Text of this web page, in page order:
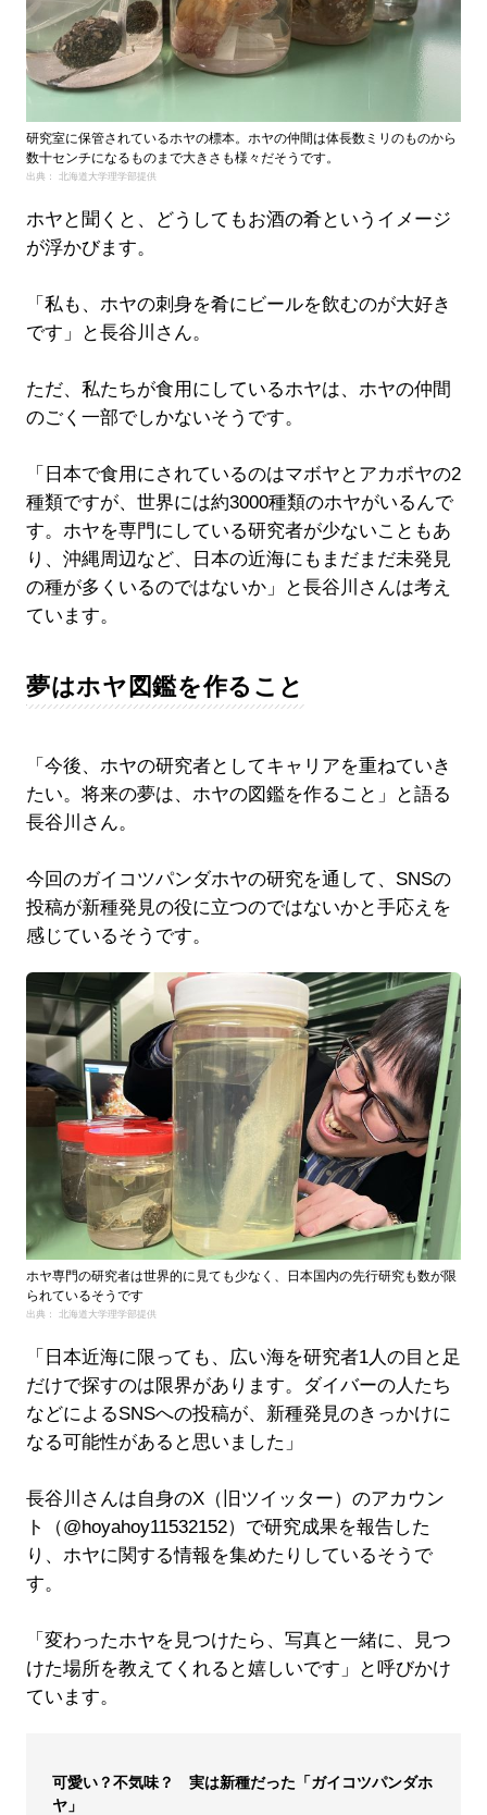
研究室に保管されているホヤの標本。ホヤの仲間は体長数ミリのものから
数十センチになるものまで大きさも様々だそうです。
出典： 北海道大学理学部提供
ホヤと聞くと、どうしてもお酒の肴というイメージ
が浮かびます。
「私も、ホヤの刺身を肴にビールを飲むのが大好き
です」と長谷川さん。
ただ、私たちが食用にしているホヤは、ホヤの仲間
のごく一部でしかないそうです。
「日本で食用にされているのはマボヤとアカボヤの2
種類ですが、世界には約3000種類のホヤがいるんで
す。ホヤを専門にしている研究者が少ないこともあ
り、沖縄周辺など、日本の近海にもまだまだ未発見
の種が多くいるのではないか」と長谷川さんは考え
ています。
夢はホヤ図鑑を作ること
「今後、ホヤの研究者としてキャリアを重ねていき
たい。将来の夢は、ホヤの図鑑を作ること」と語る
長谷川さん。
今回のガイコツパンダホヤの研究を通して、SNSの
投稿が新種発見の役に立つのではないかと手応えを
感じているそうです。
ホヤ専門の研究者は世界的に見ても少なく、日本国内の先行研究も数が限
られているそうです
出典： 北海道大学理学部提供
「日本近海に限っても、広い海を研究者1人の目と足
だけで探すのは限界があります。ダイバーの人たち
などによるSNSへの投稿が、新種発見のきっかけに
なる可能性があると思いました」
長谷川さんは自身のX（旧ツイッター）のアカウン
ト（@hoyahoy11532152）で研究成果を報告した
り、ホヤに関する情報を集めたりしているそうで
す。
「変わったホヤを見つけたら、写真と一緒に、見つ
けた場所を教えてくれると嬉しいです」と呼びかけ
ています。
可愛い？不気味？ 実は新種だった「ガイコツパンダホ
ヤ」